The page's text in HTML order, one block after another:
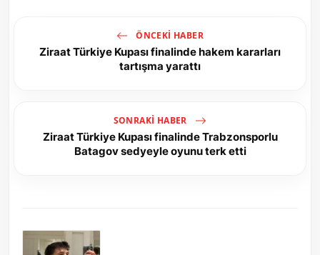
ÖNCEKI HABER
Ziraat Türkiye Kupası finalinde hakem kararları
tartışma yarattı
SONRAKI HABER
Ziraat Türkiye Kupası finalinde Trabzonsporlu
Batagov sedyeyle oyunu terk etti